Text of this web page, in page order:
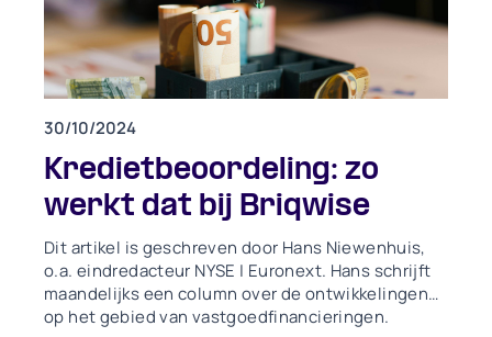
30/10/2024
Kredietbeoordeling: zo
werkt dat bij Briqwise
Dit artikel is geschreven door Hans Niewenhuis,
o.a. eindredacteur NYSE | Euronext. Hans schrijft
maandelijks een column over de ontwikkelingen
op het gebied van vastgoedfinancieringen.